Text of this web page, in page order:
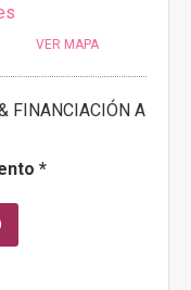
VER MAPA
FINANCIACIÓN A
*